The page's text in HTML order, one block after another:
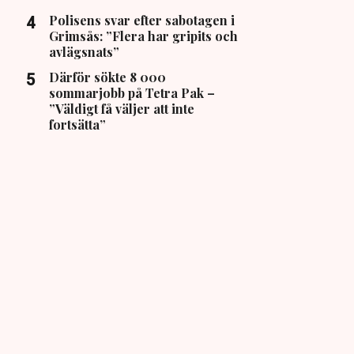
Polisens svar efter sabotagen i
Grimsås: ”Flera har gripits och
avlägsnats”
Därför sökte 8 000
sommarjobb på Tetra Pak –
”Väldigt få väljer att inte
fortsätta”